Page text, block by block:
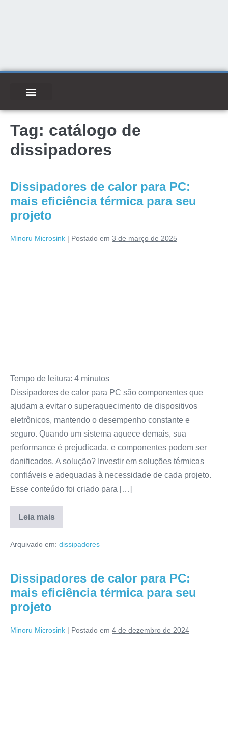
Tag: catálogo de
dissipadores
Dissipadores de calor para PC:
mais eficiência térmica para seu
projeto
Minoru Microsink | Postado em 3 de março de 2025
Tempo de leitura: 4 minutos
Dissipadores de calor para PC são componentes que
ajudam a evitar o superaquecimento de dispositivos
eletrônicos, mantendo o desempenho constante e
seguro. Quando um sistema aquece demais, sua
performance é prejudicada, e componentes podem ser
danificados. A solução? Investir em soluções térmicas
confiáveis e adequadas à necessidade de cada projeto.
Esse conteúdo foi criado para […]
Leia mais
Arquivado em: dissipadores
Dissipadores de calor para PC:
mais eficiência térmica para seu
projeto
Minoru Microsink | Postado em 4 de dezembro de 2024